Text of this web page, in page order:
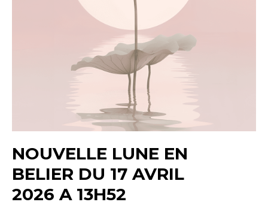
NOUVELLE LUNE EN
BELIER DU 17 AVRIL
2026 A 13H52